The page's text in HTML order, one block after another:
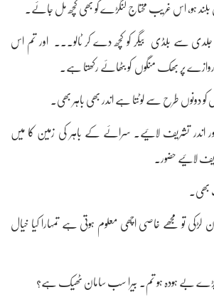
بلند ہو، اس غریب محتاج لنگڑے کو بھی کچھ مل جائے۔
جلدی سے بلڈی بیگر کو کچھ دے کر ٹالو۔۔۔ اور تم اس
پر بھک منگوں کو بٹھائے رکھتا ہے۔
دونوں طرح سے لوٹتا ہے اندر بھی باہر بھی۔
اندر تشریف لائیے۔ سرائے کے باہر کی زمین کا میں
لائیے حضور۔
لڑکی تو مجھے خاصی اچھی معلوم ہوتی ہے تمہارا کیا خیال
بے ہودہ ہو تم۔ بیرا سب سامان ٹھیک ہے؟